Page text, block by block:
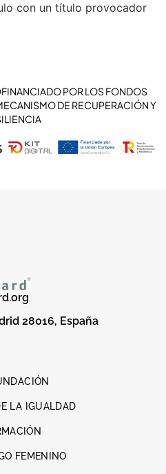
con un título provocador
POR LOS FONDOS
DE RECUPERACIÓN Y
28016, España
LA IGUALDAD
FEMENINO